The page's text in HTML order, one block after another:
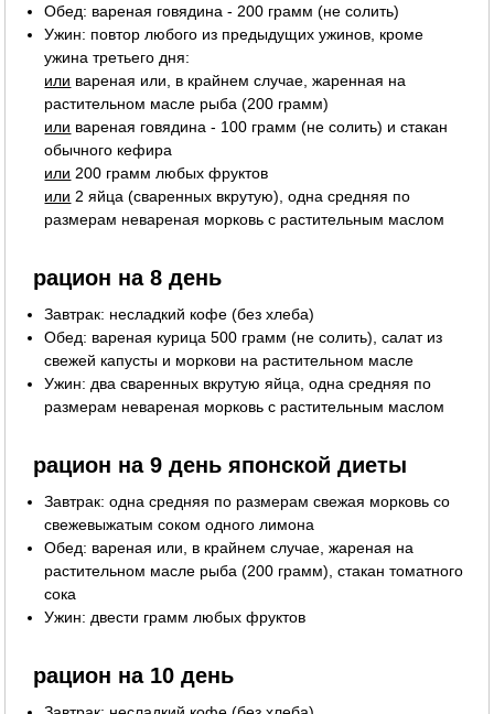
Обед: вареная говядина - 200 грамм (не солить)
Ужин: повтор любого из предыдущих ужинов, кроме
ужина третьего дня:
или вареная или, в крайнем случае, жаренная на
растительном масле рыба (200 грамм)
или вареная говядина - 100 грамм (не солить) и стакан
обычного кефира
или 200 грамм любых фруктов
или 2 яйца (сваренных вкрутую), одна средняя по
размерам невареная морковь с растительным маслом
рацион на 8 день
Завтрак: несладкий кофе (без хлеба)
Обед: вареная курица 500 грамм (не солить), салат из
свежей капусты и моркови на растительном масле
Ужин: два сваренных вкрутую яйца, одна средняя по
размерам невареная морковь с растительным маслом
рацион на 9 день японской диеты
Завтрак: одна средняя по размерам свежая морковь со
свежевыжатым соком одного лимона
Обед: вареная или, в крайнем случае, жареная на
растительном масле рыба (200 грамм), стакан томатного
сока
Ужин: двести грамм любых фруктов
рацион на 10 день